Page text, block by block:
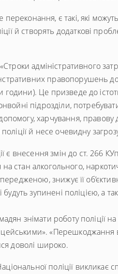
є такі, які
й створять додаткові
адміністративного
правопорушень до
Це призведе до
підрозділи,
харчування, правову
й несе очевидну
внесення змін до ст. 266
на стан алкогольного,
знижує її
зупинені поліцією, а
знімати роботу поліції
доволі широко.
поліції викликає